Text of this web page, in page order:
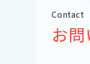
Contact
お